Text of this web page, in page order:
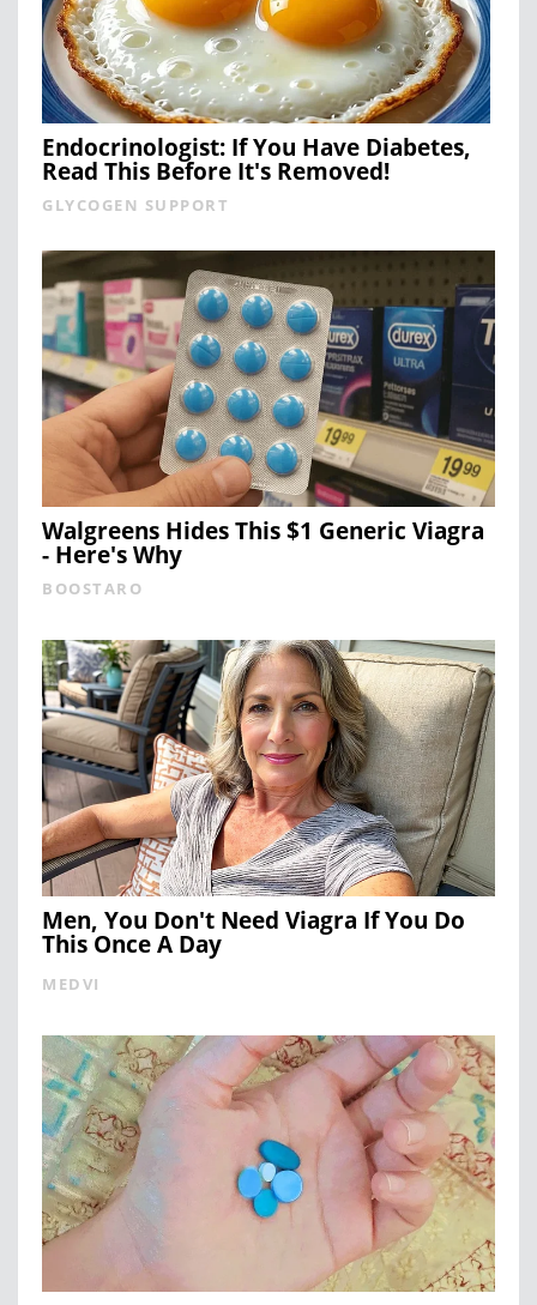
Endocrinologist: If You Have Diabetes,
Read This Before It's Removed!
GLYCOGEN SUPPORT
Walgreens Hides This $1 Generic Viagra
- Here's Why
BOOSTARO
Men, You Don't Need Viagra If You Do
This Once A Day
MEDVI